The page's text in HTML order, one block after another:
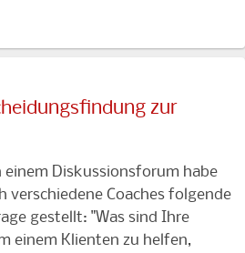
zur
einem Diskussionsforum habe
verschiedene Coaches folgende
gestellt: "Was sind Ihre
einem Klienten zu helfen,